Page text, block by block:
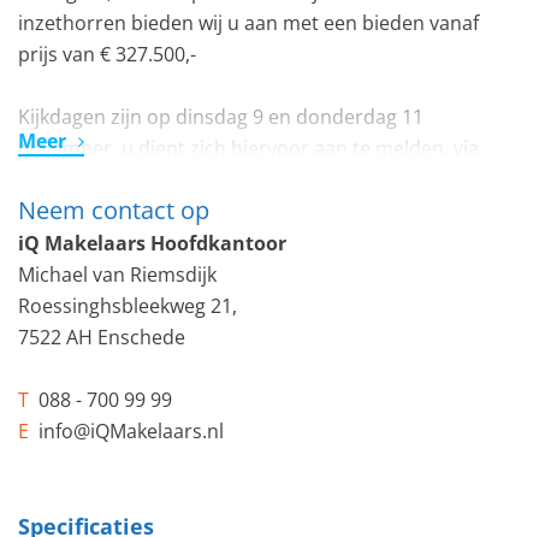
inzethorren bieden wij u aan met een bieden vanaf
prijs van € 327.500,-
Kijkdagen zijn op dinsdag 9 en donderdag 11
november, u dient zich hiervoor aan te melden, via
In een rustige kindvriendelijke straat staat deze zeer
goed onderhouden ruime 5/6 kamer-eengezinswoning
met nu 4 slaapkamers, (Voormalig 5 slaapkamers)
keuken welke aan straatzijde is gelegen, deze is netjes
en geheel voorzien van nieuwe apparatuur welke
Meer
Neem contact op
iQ Makelaars Hoofdkantoor
Michael van Riemsdijk
Roessinghsbleekweg 21,
7522 AH Enschede
T 088 - 700 99 99
E info@iQMakelaars.nl
Specificaties